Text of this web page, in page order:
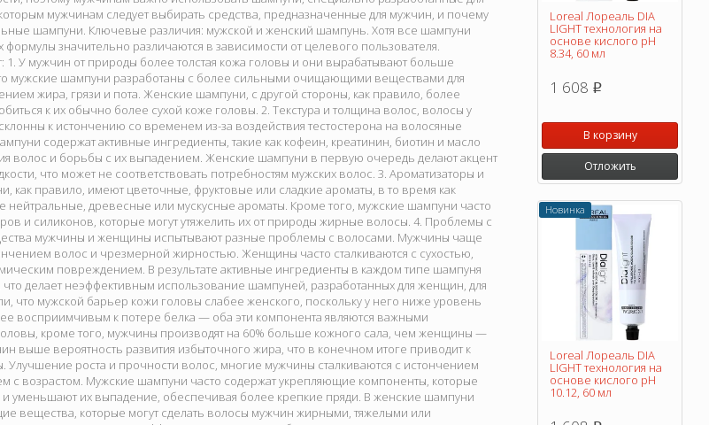
мужчинам следует выбирать средства, предназначенные для мужчин, и почему
шампуни. Ключевые различия: мужской и женский шампунь. Хотя все шампуни
формулы значительно различаются в зависимости от целевого пользователя.
У мужчин от природы более толстая кожа головы и они вырабатывают больше
мужские шампуни разработаны с более сильными очищающими веществами для
жира, грязи и пота. Женские шампуни, с другой стороны, как правило, более
к их обычно более сухой коже головы. 2. Текстура и толщина волос, волосы у
к истончению со временем из-за воздействия тестостерона на волосяные
содержат активные ингредиенты, такие как кофеин, креатинин, биотин и масло
волос и борьбы с их выпадением. Женские шампуни в первую очередь делают акцент
что может не соответствовать потребностям мужских волос. 3. Ароматизаторы и
как правило, имеют цветочные, фруктовые или сладкие ароматы, в то время как
древесные или мускусные ароматы. Кроме того, мужские шампуни часто
и силиконов, которые могут утяжелить их от природы жирные волосы. 4. Проблемы с
мужчины и женщины испытывают разные проблемы с волосами. Мужчины чаще
волос и чрезмерной жирностью. Женщины часто сталкиваются с сухостью,
повреждением. В результате активные ингредиенты в каждом типе шампуня
делает неэффективным использование шампуней, разработанных для женщин, для
что мужской барьер кожи головы слабее женского, поскольку у него ниже уровень
восприимчивым к потере белка — оба эти компонента являются важными
кроме того, мужчины производят на 60% больше кожного сала, чем женщины —
выше вероятность развития избыточного жира, что в конечном итоге приводит к
Улучшение роста и прочности волос, многие мужчины сталкиваются с истончением
с возрастом. Мужские шампуни часто содержат укрепляющие компоненты, которые
и уменьшают их выпадение, обеспечивая более крепкие пряди. В женские шампуни
вещества, которые могут сделать волосы мужчин жирными, тяжелыми или
Loreal Лореаль DIA
LIGHT технология на
основе кислого pH
8.34, 60 мл
1 608 p
В корзину
Отложить
Новинка
Loreal Лореаль DIA
LIGHT технология на
основе кислого pH
10.12, 60 мл